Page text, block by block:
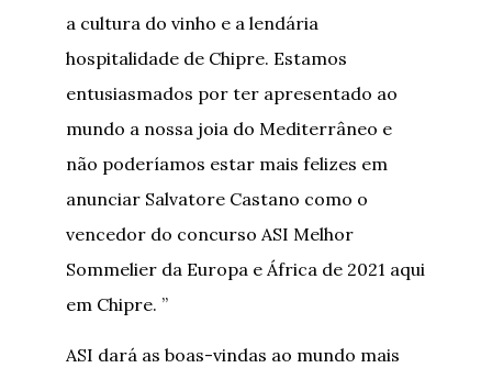
a cultura do vinho e a lendária
hospitalidade de Chipre. Estamos
entusiasmados por ter apresentado ao
mundo a nossa joia do Mediterrâneo e
não poderíamos estar mais felizes em
anunciar Salvatore Castano como o
vencedor do concurso ASI Melhor
Sommelier da Europa e África de 2021 aqui
em Chipre. ”
ASI dará as boas-vindas ao mundo mais